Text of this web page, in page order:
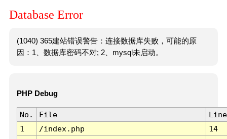
Database Error
(1040) 365建站错误警告：连接数据库失败，可能的原
因：1、数据库密码不对; 2、mysql未启动。
PHP Debug
No. File
Line
1
/index.php 14